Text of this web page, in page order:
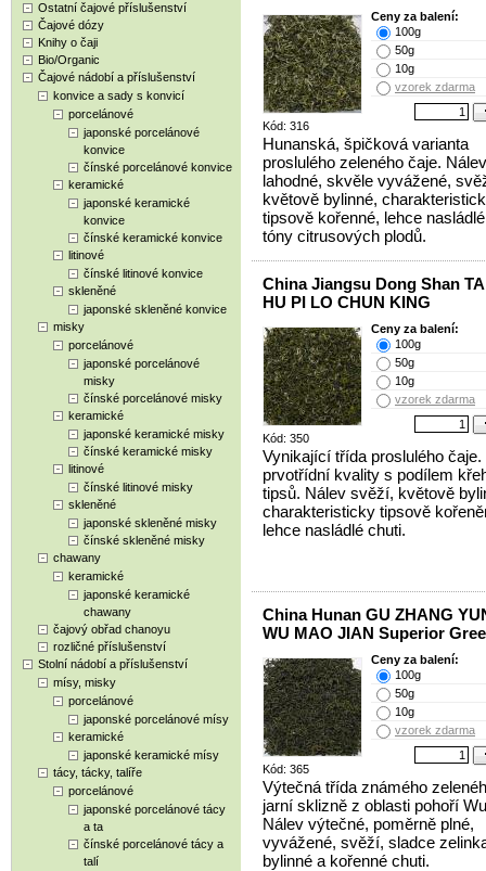
Ostatní čajové příslušenství
Čajové dózy
Knihy o čaji
Bio/Organic
Čajové nádobí a příslušenství
konvice a sady s konvicí
porcelánové
japonské porcelánové
konvice
čínské porcelánové konvice
keramické
japonské keramické
konvice
čínské keramické konvice
litinové
čínské litinové konvice
skleněné
japonské skleněné konvice
misky
porcelánové
japonské porcelánové
misky
čínské porcelánové misky
keramické
japonské keramické misky
čínské keramické misky
litinové
čínské litinové misky
skleněné
japonské skleněné misky
čínské skleněné misky
chawany
keramické
japonské keramické
chawany
čajový obřad chanoyu
rozličné příslušenství
Stolní nádobí a příslušenství
mísy, misky
porcelánové
japonské porcelánové mísy
keramické
japonské keramické mísy
tácy, tácky, talíře
porcelánové
japonské porcelánové tácy
a ta
čínské porcelánové tácy a
talí
Kód: 316
Ceny za balení:
100g
50g
10g
vzorek zdarma
Hunanská, špičková varianta
proslulého zeleného čaje.
lahodné, skvěle vyvážené,
květově bylinné,
tipsově kořenné, lehce
tóny citrusových plodů.
China Jiangsu Dong Shan
HU PI LO CHUN KING
Kód: 350
Ceny za balení:
100g
50g
10g
vzorek zdarma
Vynikající třída proslulého čaje.
prvotřídní kvality s podílem
tipsů. Nálev svěží, květově
charakteristicky tipsově
lehce nasládlé chuti.
China Hunan GU ZHANG
WU MAO JIAN Superior
Kód: 365
Ceny za balení:
100g
50g
10g
vzorek zdarma
Výtečná třída známého
jarní sklizně z oblasti pohoří
Nálev výtečné, poměrně plné,
vyvážené, svěží, sladce
bylinné a kořenné chuti.